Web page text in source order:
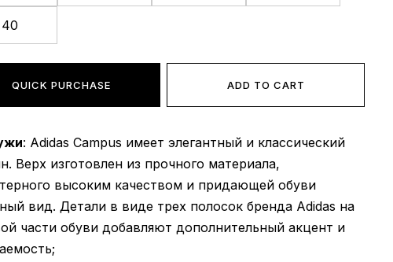
40
QUICK PURCHASE ADD TO CART
: Adidas Campus имеет элегантный и классический
Верх изготовлен из прочного материала,
высоким качеством и придающей обуви
вид. Детали в виде трех полосок бренда Adidas на
части обуви добавляют дополнительный акцент и